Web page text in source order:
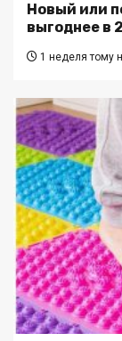
Новый или
выгоднее в
1 неделя тому